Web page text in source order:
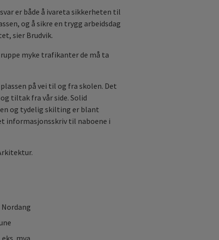
er både å ivareta sikkerheten til
og å sikre en trygg arbeidsdag
sier Brudvik.
myke trafikanter de må ta
på vei til og fra skolen. Det
tiltak fra vår side. Solid
og tydelig skilting er blant
informasjonsskriv til naboene i
mva.